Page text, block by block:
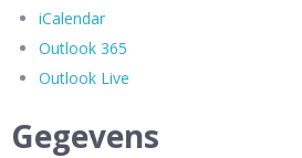
iCalendar
Outlook 365
Outlook Live
Gegevens